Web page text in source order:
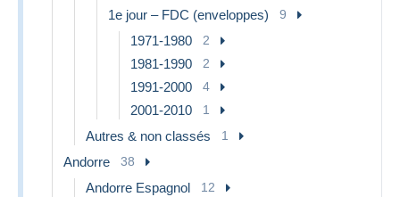
1e jour – FDC (enveloppes) 9
1971-1980 2
1981-1990 2
1991-2000 4
2001-2010 1
Autres & non classés 1
Andorre 38
Andorre Espagnol 12